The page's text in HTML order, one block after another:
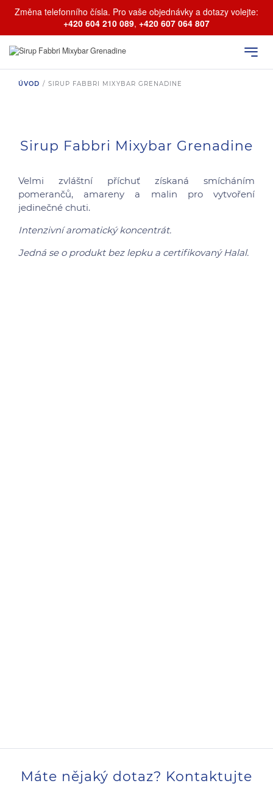
Změna telefonního čísla. Pro vaše objednávky a dotazy volejte:
+420 604 210 089, +420 607 064 807
ÚVOD / SIRUP FABBRI MIXYBAR GRENADINE
Sirup Fabbri Mixybar Grenadine
Velmi zvláštní příchuť získaná smícháním
pomerančů, amareny a malin pro vytvoření
jedinečné chuti.
Intenzivní aromatický koncentrát.
Jedná se o produkt bez lepku a certifikovaný Halal.
Máte nějaký dotaz? Kontaktujte